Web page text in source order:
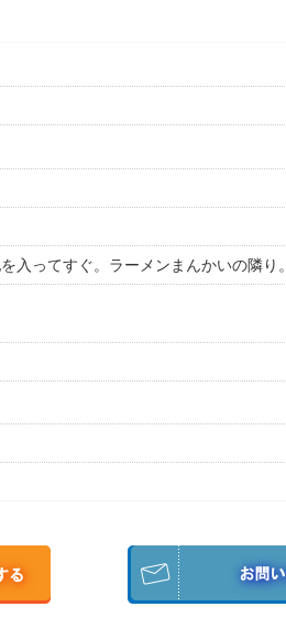
入ってすぐ。ラーメンまんかいの隣り。